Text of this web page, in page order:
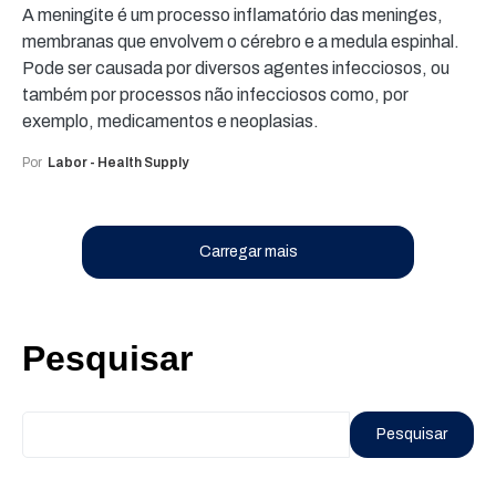
A meningite é um processo inflamatório das meninges,
membranas que envolvem o cérebro e a medula espinhal.
Pode ser causada por diversos agentes infecciosos, ou
também por processos não infecciosos como, por
exemplo, medicamentos e neoplasias.
Por Labor - Health Supply
Carregar mais
Pesquisar
Pesquisar